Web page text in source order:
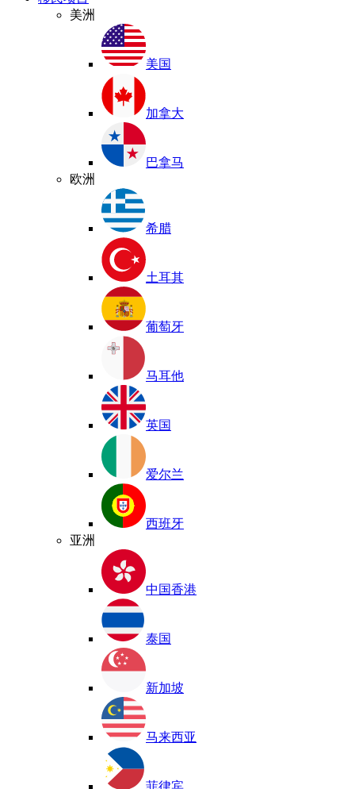
美洲
美国
加拿大
巴拿马
欧洲
希腊
土耳其
葡萄牙
马耳他
英国
爱尔兰
西班牙
亚洲
中国香港
泰国
新加坡
马来西亚